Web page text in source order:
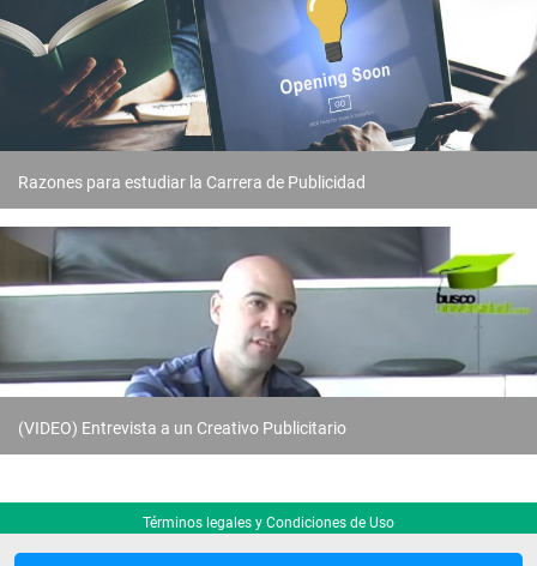
Razones para estudiar la Carrera de Publicidad
(VIDEO) Entrevista a un Creativo Publicitario
Términos legales y Condiciones de Uso